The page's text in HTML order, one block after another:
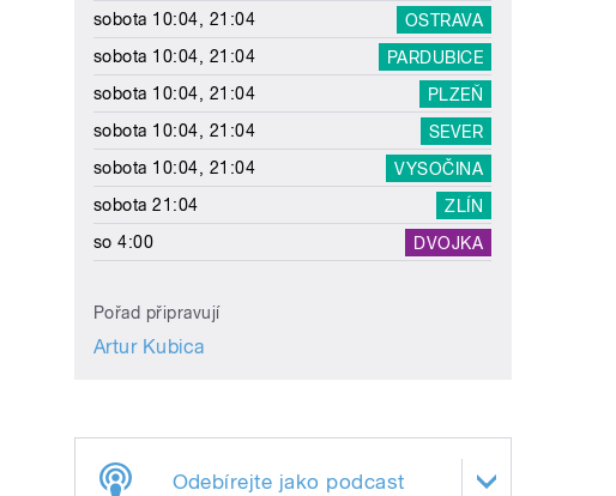
sobota 10:04, 21:04
OSTRAVA
sobota 10:04, 21:04
PARDUBICE
sobota 10:04, 21:04
PLZEŇ
sobota 10:04, 21:04
SEVER
sobota 10:04, 21:04
VYSOČINA
sobota 21:04
ZLÍN
so 4:00
DVOJKA
Pořad připravují
Artur Kubica
Odebírejte jako podcast